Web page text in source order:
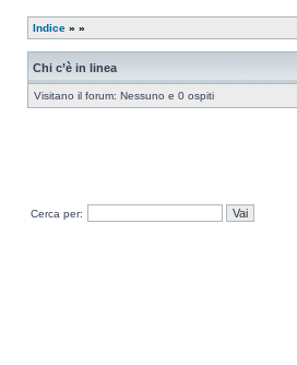
Indice » »
Chi c’è in linea
Visitano il forum: Nessuno e 0 ospiti
Cerca per: